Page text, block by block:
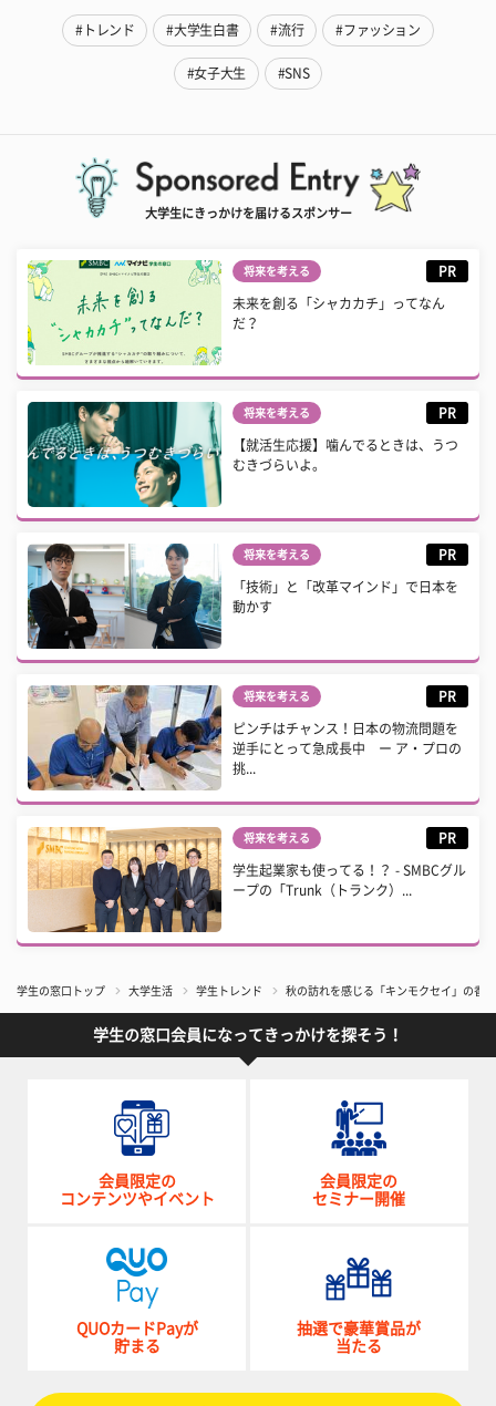
#トレンド #大学生白書 #流行 #ファッション
#女子大生 #SNS
大学生にきっかけを届けるスポンサー
将来を考える PR
未来を創る「シャカカチ」ってなん
だ？
将来を考える PR
【就活生応援】噛んでるときは、うつ
むきづらいよ。
将来を考える PR
「技術」と「改革マインド」で日本を
動かす
将来を考える PR
ピンチはチャンス！日本の物流問題を
逆手にとって急成長中 ー ア・プロの
挑...
将来を考える PR
学生起業家も使ってる！？ - SMBCグル
ープの「Trunk（トランク）...
学生の窓口トップ 大学生活 学生トレンド 秋の訪れを感じる「キンモクセイ」の香
学生の窓口会員になってきっかけを探そう！
会員限定の
コンテンツやイベント
会員限定の
セミナー開催
QUOカードPayが
貯まる
抽選で豪華賞品が
当たる